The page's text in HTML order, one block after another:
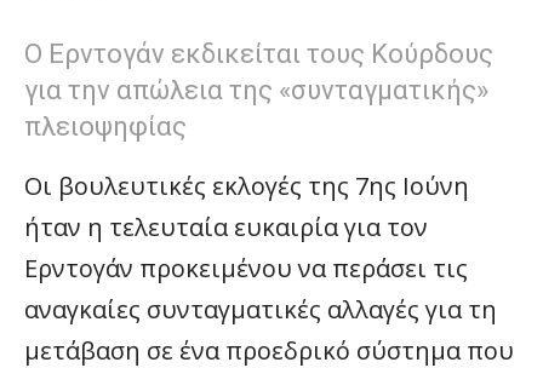
Ο Ερντογάν εκδικείται τους Κούρδους
για την απώλεια της «συνταγματικής»
πλειοψηφίας
Οι βουλευτικές εκλογές της 7ης Ιούνη
ήταν η τελευταία ευκαιρία για τον
Ερντογάν προκειμένου να περάσει τις
αναγκαίες συνταγματικές αλλαγές για τη
μετάβαση σε ένα προεδρικό σύστημα που